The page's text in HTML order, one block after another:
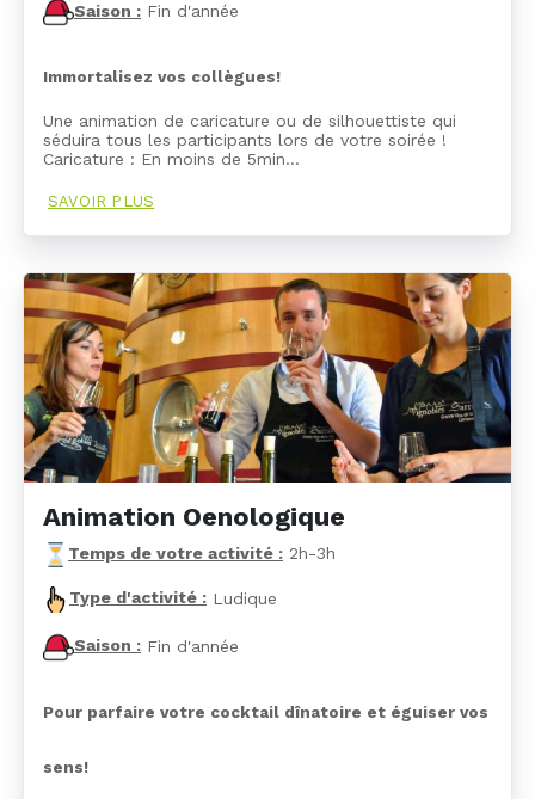
Saison : Fin d'année
Immortalisez vos collègues!
Une animation de caricature ou de silhouettiste qui
séduira tous les participants lors de votre soirée !
Caricature : En moins de 5min…
SAVOIR PLUS
Animation Oenologique
Temps de votre activité : 2h-3h
Type d'activité : Ludique
Saison : Fin d'année
Pour parfaire votre cocktail dînatoire et éguiser vos
sens!